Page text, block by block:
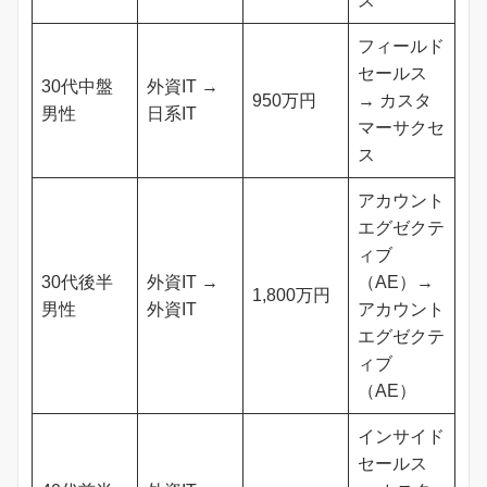
30代中盤
男性
外資IT →
日系IT
950万円
フィールド
セールス
→ カスタ
マーサクセ
ス
30代後半
男性
外資IT →
外資IT
1,800万円
アカウント
エグゼクテ
ィブ
（AE）→
アカウント
エグゼクテ
ィブ
（AE）
インサイド
セールス